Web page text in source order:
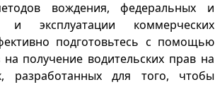
вождения, федеральных и
и эксплуатации коммерческих
подготовьтесь с помощью
получение водительских прав на
разработанных для того, чтобы